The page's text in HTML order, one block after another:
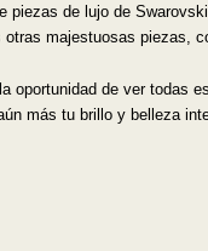
piezas de lujo de
otras majestuosas piezas,
oportunidad de ver todas
más tu brillo y belleza